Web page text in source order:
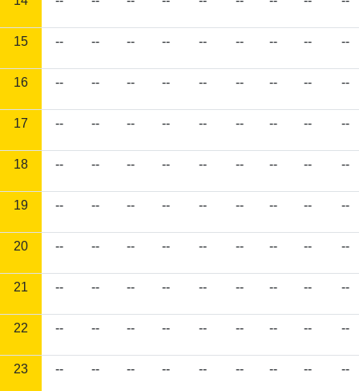
15 -- -- -- -- -- -- -- -- --
16 -- -- -- -- -- -- -- -- --
17 -- -- -- -- -- -- -- -- --
18 -- -- -- -- -- -- -- -- --
19 -- -- -- -- -- -- -- -- --
20 -- -- -- -- -- -- -- -- --
21 -- -- -- -- -- -- -- -- --
22 -- -- -- -- -- -- -- -- --
23 -- -- -- -- -- -- -- -- --